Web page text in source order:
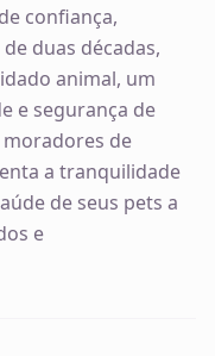
confiança,
duas décadas,
animal, um
e segurança de
de
a tranquilidade
de seus pets a
e